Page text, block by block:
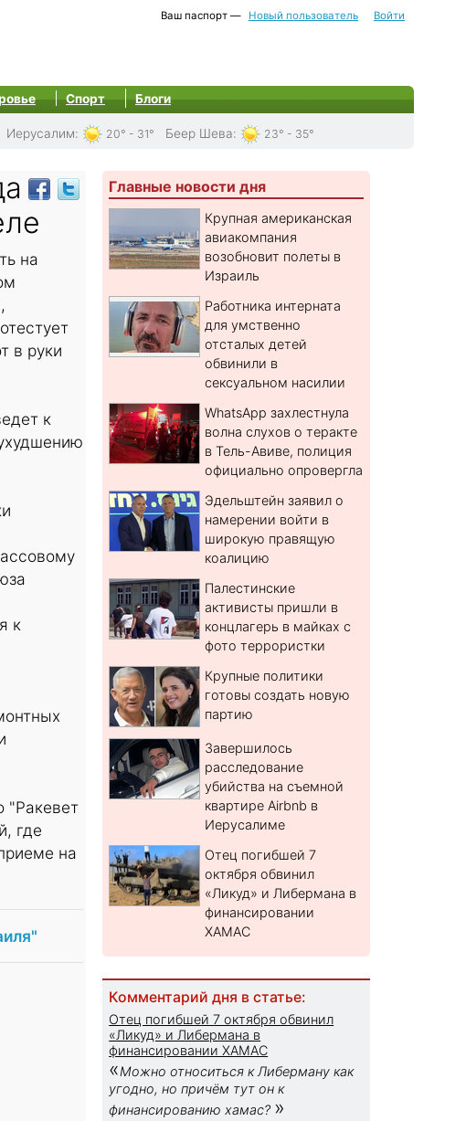
Ваш паспорт — Новый пользователь Войти
Спорт Блоги
Иерусалим: 20° - 31° Беер Шева: 23° - 35°
на
в руки
к
к
"Ракевет
где
на
Главные новости дня
Крупная американская
авиакомпания
возобновит полеты в
Израиль
Работника интерната
для умственно
отсталых детей
обвинили в
сексуальном насилии
WhatsApp захлестнула
волна слухов о теракте
в Тель-Авиве, полиция
официально опровергла
Эдельштейн заявил о
намерении войти в
широкую правящую
коалицию
Палестинские
активисты пришли в
концлагерь в майках с
фото террористки
Крупные политики
готовы создать новую
партию
Завершилось
расследование
убийства на съемной
квартире Airbnb в
Иерусалиме
Отец погибшей 7
октября обвинил
«Ликуд» и Либермана в
финансировании
ХАМАС
Комментарий дня в статье:
Отец погибшей 7 октября обвинил
«Ликуд» и Либермана в
финансировании ХАМАС
«Можно относиться к Либерману как
угодно, но причём тут он к
финансированию хамас? »